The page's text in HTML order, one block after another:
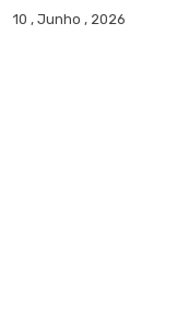
10 , Junho , 2026